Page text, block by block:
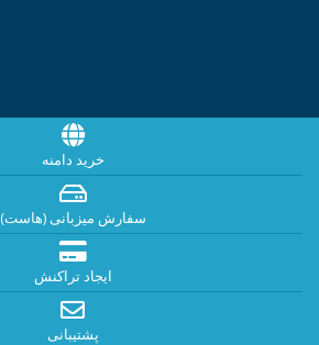
خرید دامنه
سفارش میزبانی (هاست)
ایجاد تراکنش
پشتیبانی